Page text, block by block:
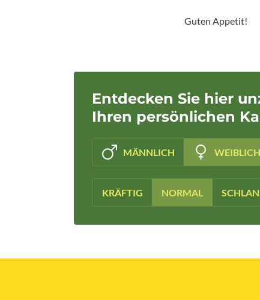
Guten Appetit!
Entdecken Sie hier
Ihren persönlichen
MÄNNLICH WEIBLICH
KRÄFTIG NORMAL